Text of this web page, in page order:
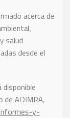
acerca de
salud
desde el
disponible
de ADIMRA,
y-